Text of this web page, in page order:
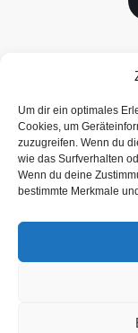
Um dir ein optimales
Cookies, um
zuzugreifen. Wenn du
wie das Surfverhalten
Wenn du deine
bestimmte Merkmale